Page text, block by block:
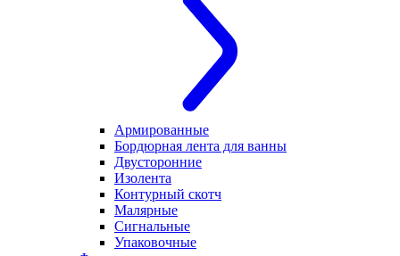
Армированные
Бордюрная лента для ванны
Двусторонние
Изолента
Контурный скотч
Малярные
Сигнальные
Упаковочные